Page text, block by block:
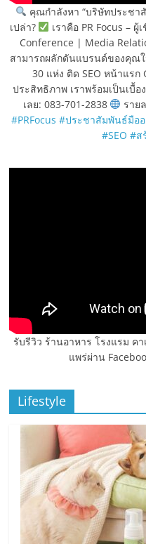
คุณกำลังหา “บริษัทประชา
เปล่า?
เราคือ PR Focus –
Conference | Media
สามารถผลักดันแบรนด์ของคุณ
30 แห่ง ติด SEO หน้าแรก
ประสิทธิภาพ เราพร้อมเป็นเบื้
เลย: 083-701-2838
ราย
#PRFocus #ประชาสัมพันธ์มือ
#SEO #ส
รับรีวิว ร้านอาหาร โรงแรม ค
แพร่ผ่าน
Lifestyle